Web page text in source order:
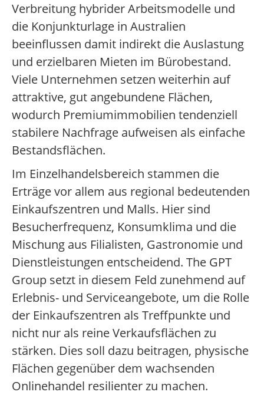
Verbreitung hybrider Arbeitsmodelle und
die Konjunkturlage in Australien
beeinflussen damit indirekt die Auslastung
und erzielbaren Mieten im Bürobestand.
Viele Unternehmen setzen weiterhin auf
attraktive, gut angebundene Flächen,
wodurch Premiumimmobilien tendenziell
stabilere Nachfrage aufweisen als einfache
Bestandsflächen.
Im Einzelhandelsbereich stammen die
Erträge vor allem aus regional bedeutenden
Einkaufszentren und Malls. Hier sind
Besucherfrequenz, Konsumklima und die
Mischung aus Filialisten, Gastronomie und
Dienstleistungen entscheidend. The GPT
Group setzt in diesem Feld zunehmend auf
Erlebnis- und Serviceangebote, um die Rolle
der Einkaufszentren als Treffpunkte und
nicht nur als reine Verkaufsflächen zu
stärken. Dies soll dazu beitragen, physische
Flächen gegenüber dem wachsenden
Onlinehandel resilienter zu machen.